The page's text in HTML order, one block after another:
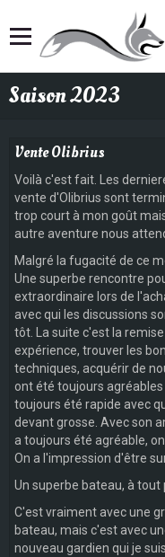
Saison 2023
Vente Olibrius
Voilà c'est fait. Les
vente d'Olibrius sont
trop court à mon goût
autre aventure nous
Malgré la fugacité de ce
Une superbe rencontre
extraordinaire lors de
avec qui les discussions
tôt. La suite c'est la
expérience, trouver les
techniques, acquérir de
ont été toujours
toujours été rapide avec
devant grosse. Avec son
a toujours été agréable,
On a l'impression d'être
Un superbe bateau, à tout
C'est vraiment avec une
bateau, mais c'est avec
nouveau gardien qui je